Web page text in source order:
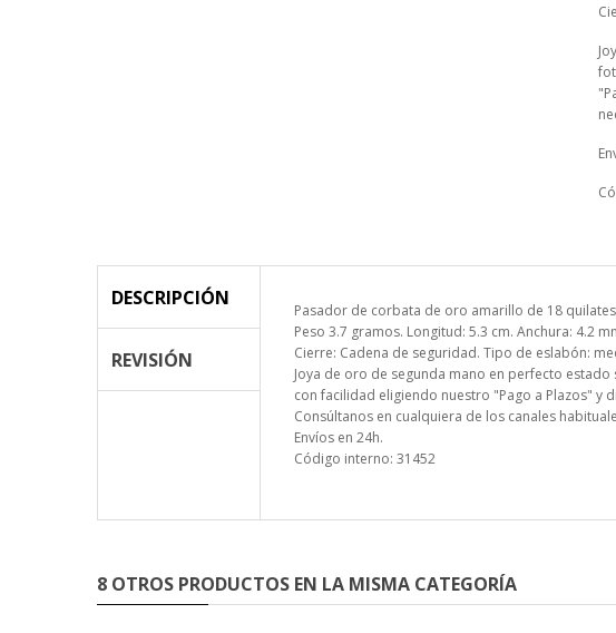
DESCRIPCIÓN
REVISIÓN
Pasador de corbata de oro amarillo de 18 quilates
Peso 3.7 gramos. Longitud: 5.3 cm. Anchura: 4.2
Cierre: Cadena de seguridad. Tipo de eslabón:
Joya de oro de segunda mano en perfecto estado
con facilidad eligiendo nuestro "Pago a Plazos" y
Consúltanos en cualquiera de los canales
Envíos en 24h.
Código interno: 31452
8 OTROS PRODUCTOS EN LA MISMA CATEGORÍA